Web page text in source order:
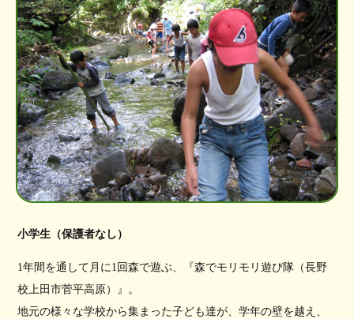
小学生（保護者なし）
1年間を通して月に1回森で遊ぶ、『森でモリモリ遊び隊（長野
校上田市菅平高原）』。
地元の様々な学校から集まった子ども達が、学年の壁を越え、